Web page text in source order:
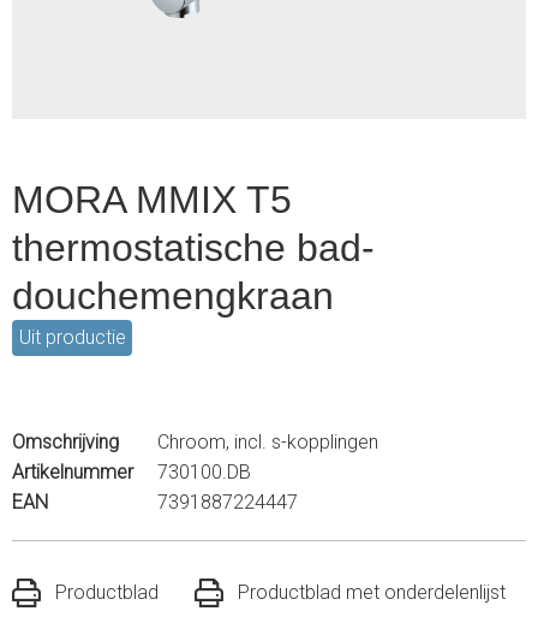
MORA MMIX T5
thermostatische bad-
douchemengkraan
Uit productie
Omschrijving
Chroom, incl. s-kopplingen
Artikelnummer
730100.DB
EAN
7391887224447
Productblad Productblad met onderdelenlijst